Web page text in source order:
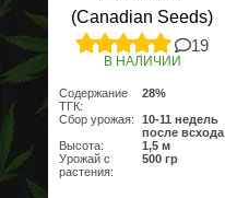
(Canadian Seeds)
19
В НАЛИЧИИ
Содержание
ТГК:
28%
Сбор урожая:
10-11 недель
после всхода
Высота:
1,5 м
Урожай с
растения:
500 гр